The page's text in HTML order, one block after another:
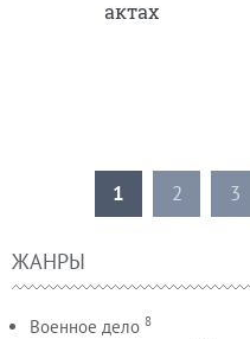
актах
1 2 3
ЖАНРЫ
Военное дело 8